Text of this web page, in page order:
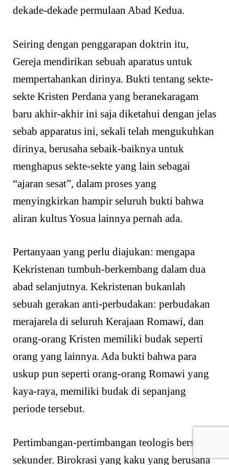
dekade-dekade permulaan Abad Kedua.
Seiring dengan penggarapan doktrin itu,
Gereja mendirikan sebuah aparatus untuk
mempertahankan dirinya. Bukti tentang sekte-
sekte Kristen Perdana yang beranekaragam
baru akhir-akhir ini saja diketahui dengan jelas
sebab apparatus ini, sekali telah mengukuhkan
dirinya, berusaha sebaik-baiknya untuk
menghapus sekte-sekte yang lain sebagai
“ajaran sesat”, dalam proses yang
menyingkirkan hampir seluruh bukti bahwa
aliran kultus Yosua lainnya pernah ada.
Pertanyaan yang perlu diajukan: mengapa
Kekristenan tumbuh-berkembang dalam dua
abad selanjutnya. Kekristenan bukanlah
sebuah gerakan anti-perbudakan: perbudakan
merajarela di seluruh Kerajaan Romawi, dan
orang-orang Kristen memiliki budak seperti
orang yang lainnya. Ada bukti bahwa para
uskup pun seperti orang-orang Romawi yang
kaya-raya, memiliki budak di sepanjang
periode tersebut.
Pertimbangan-pertimbangan teologis bersifat
sekunder. Birokrasi yang kaku yang berusaha